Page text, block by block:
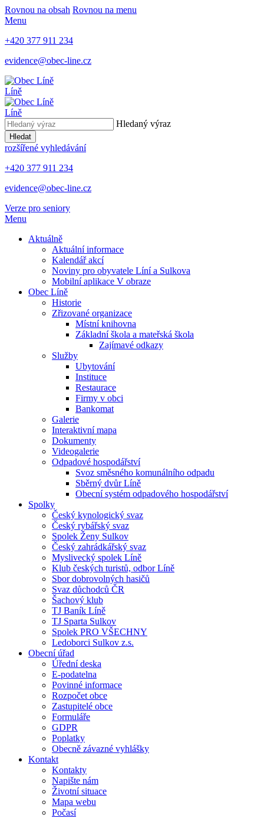
Rovnou na obsah Rovnou na menu
Menu
+420 377 911 234
evidence@obec-line.cz
Líně
Líně
Hledaný výraz
Hledat
rozšířené vyhledávání
+420 377 911 234
evidence@obec-line.cz
Verze pro seniory
Menu
Aktuálně
Aktuální informace
Kalendář akcí
Noviny pro obyvatele Líní a Sulkova
Mobilní aplikace V obraze
Obec Líně
Historie
Zřizované organizace
Místní knihovna
Základní škola a mateřská škola
Zajímavé odkazy
Služby
Ubytování
Instituce
Restaurace
Firmy v obci
Bankomat
Galerie
Interaktivní mapa
Dokumenty
Videogalerie
Odpadové hospodářství
Svoz směsného komunálního odpadu
Sběrný dvůr Líně
Obecní systém odpadového hospodářství
Spolky
Český kynologický svaz
Český rybářský svaz
Spolek Ženy Sulkov
Český zahrádkářský svaz
Myslivecký spolek Líně
Klub českých turistů, odbor Líně
Sbor dobrovolných hasičů
Svaz důchodců ČR
Šachový klub
TJ Baník Líně
TJ Sparta Sulkov
Spolek PRO VŠECHNY
Ledoborci Sulkov z.s.
Obecní úřad
Úřední deska
E-podatelna
Povinné informace
Rozpočet obce
Zastupitelé obce
Formuláře
GDPR
Poplatky
Obecně závazné vyhlášky
Kontakt
Kontakty
Napište nám
Životní situace
Mapa webu
Počasí